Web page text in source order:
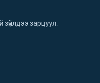
зүйлдээ зарцуул.